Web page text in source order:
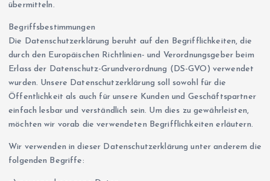
übermitteln.
Begriffsbestimmungen
Die Datenschutzerklärung beruht auf den Begrifflichkeiten, die
durch den Europäischen Richtlinien- und Verordnungsgeber beim
Erlass der Datenschutz-Grundverordnung (DS-GVO) verwendet
wurden. Unsere Datenschutzerklärung soll sowohl für die
Öffentlichkeit als auch für unsere Kunden und Geschäftspartner
einfach lesbar und verständlich sein. Um dies zu gewährleisten,
möchten wir vorab die verwendeten Begrifflichkeiten erläutern.
Wir verwenden in dieser Datenschutzerklärung unter anderem die
folgenden Begriffe: